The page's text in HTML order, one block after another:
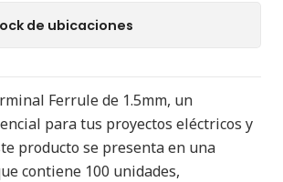
de ubicaciones
Ferrule de 1.5mm, un
para tus proyectos eléctricos y
producto se presenta en una
contiene 100 unidades,